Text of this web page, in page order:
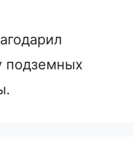
подземных